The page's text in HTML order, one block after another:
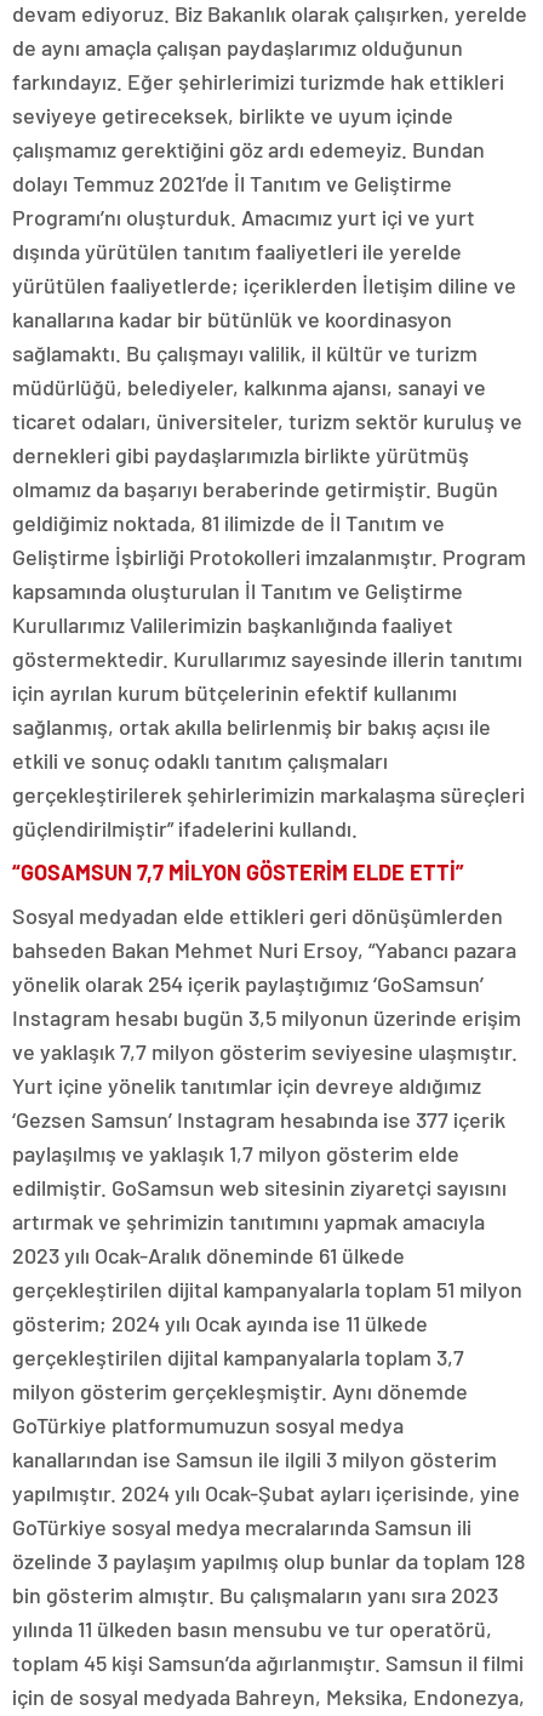
devam ediyoruz. Biz Bakanlık olarak çalışırken, yerelde
de aynı amaçla çalışan paydaşlarımız olduğunun
farkındayız. Eğer şehirlerimizi turizmde hak ettikleri
seviyeye getireceksek, birlikte ve uyum içinde
çalışmamız gerektiğini göz ardı edemeyiz. Bundan
dolayı Temmuz 2021’de İl Tanıtım ve Geliştirme
Programı’nı oluşturduk. Amacımız yurt içi ve yurt
dışında yürütülen tanıtım faaliyetleri ile yerelde
yürütülen faaliyetlerde; içeriklerden İletişim diline ve
kanallarına kadar bir bütünlük ve koordinasyon
sağlamaktı. Bu çalışmayı valilik, il kültür ve turizm
müdürlüğü, belediyeler, kalkınma ajansı, sanayi ve
ticaret odaları, üniversiteler, turizm sektör kuruluş ve
dernekleri gibi paydaşlarımızla birlikte yürütmüş
olmamız da başarıyı beraberinde getirmiştir. Bugün
geldiğimiz noktada, 81 ilimizde de İl Tanıtım ve
Geliştirme İşbirliği Protokolleri imzalanmıştır. Program
kapsamında oluşturulan İl Tanıtım ve Geliştirme
Kurullarımız Valilerimizin başkanlığında faaliyet
göstermektedir. Kurullarımız sayesinde illerin tanıtımı
için ayrılan kurum bütçelerinin efektif kullanımı
sağlanmış, ortak akılla belirlenmiş bir bakış açısı ile
etkili ve sonuç odaklı tanıtım çalışmaları
gerçekleştirilerek şehirlerimizin markalaşma süreçleri
güçlendirilmiştir” ifadelerini kullandı.
“GOSAMSUN 7,7 MİLYON GÖSTERİM ELDE ETTİ”
Sosyal medyadan elde ettikleri geri dönüşümlerden
bahseden Bakan Mehmet Nuri Ersoy, “Yabancı pazara
yönelik olarak 254 içerik paylaştığımız ‘GoSamsun’
Instagram hesabı bugün 3,5 milyonun üzerinde erişim
ve yaklaşık 7,7 milyon gösterim seviyesine ulaşmıştır.
Yurt içine yönelik tanıtımlar için devreye aldığımız
‘Gezsen Samsun’ Instagram hesabında ise 377 içerik
paylaşılmış ve yaklaşık 1,7 milyon gösterim elde
edilmiştir. GoSamsun web sitesinin ziyaretçi sayısını
artırmak ve şehrimizin tanıtımını yapmak amacıyla
2023 yılı Ocak-Aralık döneminde 61 ülkede
gerçekleştirilen dijital kampanyalarla toplam 51 milyon
gösterim; 2024 yılı Ocak ayında ise 11 ülkede
gerçekleştirilen dijital kampanyalarla toplam 3,7
milyon gösterim gerçekleşmiştir. Aynı dönemde
GoTürkiye platformumuzun sosyal medya
kanallarından ise Samsun ile ilgili 3 milyon gösterim
yapılmıştır. 2024 yılı Ocak-Şubat ayları içerisinde, yine
GoTürkiye sosyal medya mecralarında Samsun ili
özelinde 3 paylaşım yapılmış olup bunlar da toplam 128
bin gösterim almıştır. Bu çalışmaların yanı sıra 2023
yılında 11 ülkeden basın mensubu ve tur operatörü,
toplam 45 kişi Samsun’da ağırlanmıştır. Samsun il filmi
için de sosyal medyada Bahreyn, Meksika, Endonezya,